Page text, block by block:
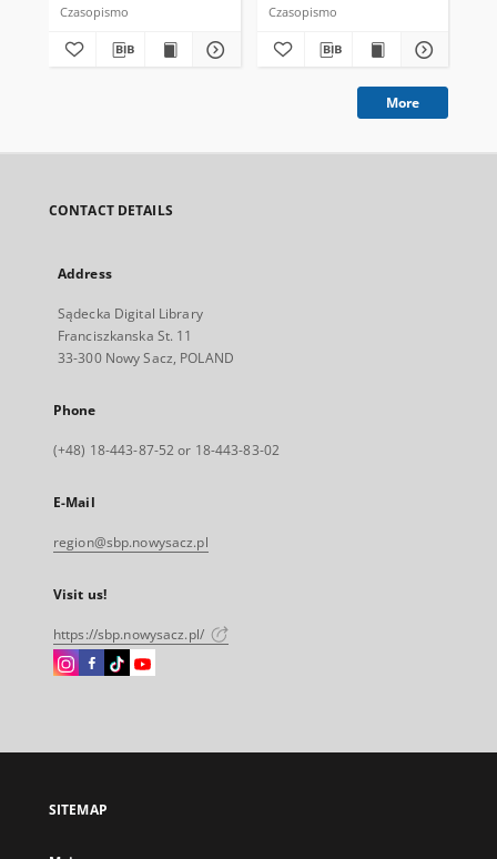
Czasopismo Czasopismo
More
CONTACT DETAILS
Address
Sądecka Digital Library
Franciszkanska St. 11
33-300 Nowy Sacz, POLAND
Phone
(+48) 18-443-87-52 or 18-443-83-02
E-Mail
region@sbp.nowysacz.pl
Visit us!
https://sbp.nowysacz.pl/
Instagram
open
new
Facebook
open
new
Instagram
open
new
Instagram
open
SITEMAP